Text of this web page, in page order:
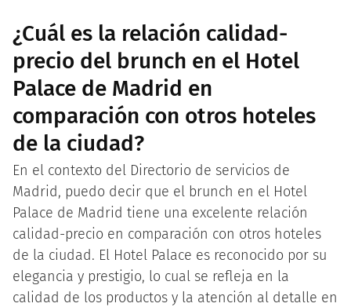
¿Cuál es la relación calidad-
precio del brunch en el Hotel
Palace de Madrid en
comparación con otros hoteles
de la ciudad?
En el contexto del Directorio de servicios de
Madrid, puedo decir que el brunch en el Hotel
Palace de Madrid tiene una excelente relación
calidad-precio en comparación con otros hoteles
de la ciudad. El Hotel Palace es reconocido por su
elegancia y prestigio, lo cual se refleja en la
calidad de los productos y la atención al detalle en